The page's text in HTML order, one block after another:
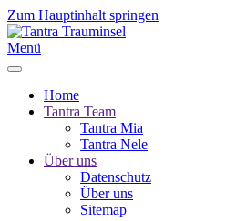
Zum Hauptinhalt springen
Menü
Home
Tantra Team
Tantra Mia
Tantra Nele
Über uns
Datenschutz
Über uns
Sitemap